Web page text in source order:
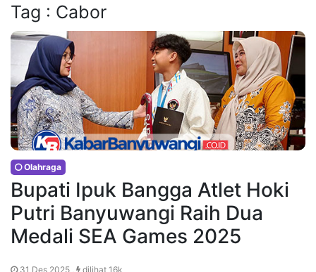
Tag : Cabor
Olahraga
Bupati Ipuk Bangga Atlet Hoki
Putri Banyuwangi Raih Dua
Medali SEA Games 2025
31 Des 2025 , dilihat 16k